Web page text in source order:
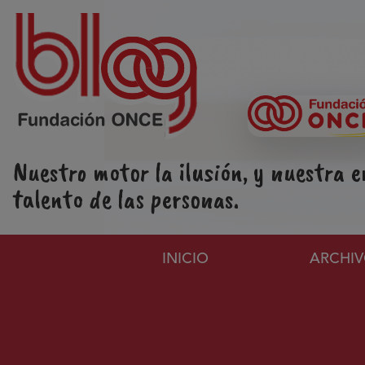
Pasar al contenido principal
Nuestro motor la ilusión, y nuestra
talento de las personas.
Navegación
INICIO